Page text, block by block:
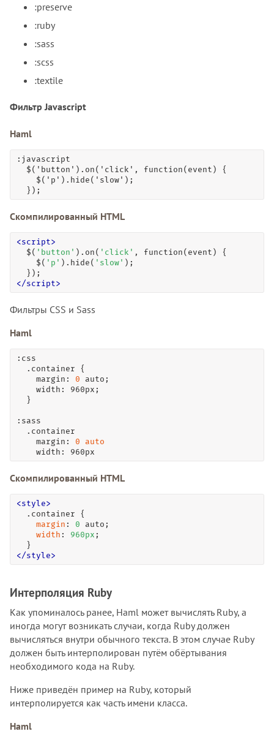
:preserve
:ruby
:sass
:scss
:textile
Фильтр Javascript
Haml
:javascript
  $('button').on('click', function(event) {
    $('p').hide('slow');
  });
Скомпилированный HTML
<script>
$ ( 'button' ). on ( 'click' , function (event) {
$ ( 'p' ). hide ( 'slow' );
</script>
Фильтры CSS и Sass
Haml
:css
  .container {
    margin:
0 auto;
    width: 960px;
  }
:sass
  .container
    margin:
0 auto
    width: 960px
Скомпилированный HTML
<style>
.container {
margin : 0 auto;
width : 960px ;
</style>
Интерполяция Ruby
Как упоминалось ранее, Haml может вычислять Ruby, а
иногда могут возникать случаи, когда Ruby должен
вычисляться внутри обычного текста. В этом случае Ruby
должен быть интерполирован путём обёртывания
необходимого кода на Ruby.
Ниже приведён пример на Ruby, который
интерполируется как часть имени класса.
Haml